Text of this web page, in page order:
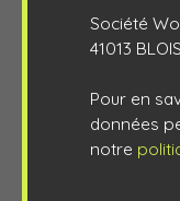
Société
41013
Pour en
données
notre